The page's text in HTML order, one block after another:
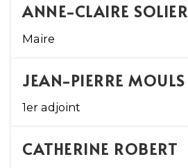
ANNE-CLAIRE SOLIER
Maire
JEAN-PIERRE MOULS
1er adjoint
CATHERINE ROBERT